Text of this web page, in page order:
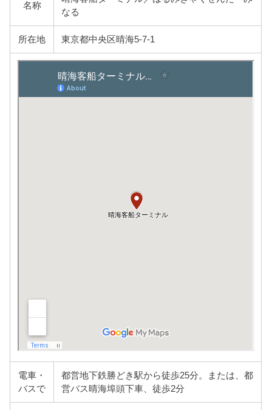
名称
なる
所在地 東京都中央区晴海5-7-1
電車・
バスで
都営地下鉄勝どき駅から徒歩25分。または、都
営バス晴海埠頭下車、徒歩2分